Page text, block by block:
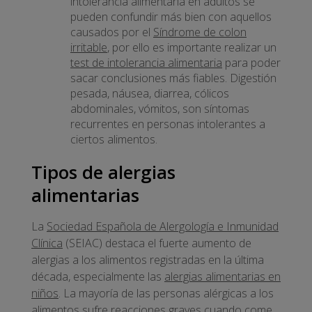
pueden confundir más bien con aquellos
causados por el Síndrome de colon
irritable, por ello es importante realizar un
test de intolerancia alimentaria para poder
sacar conclusiones más fiables. Digestión
pesada, náusea, diarrea, cólicos
abdominales, vómitos, son síntomas
recurrentes en personas intolerantes a
ciertos alimentos.
Tipos de alergias
alimentarias
La Sociedad Española de Alergología e Inmunidad
Clínica (SEIAC) destaca el fuerte aumento de
alergias a los alimentos registradas en la última
década, especialmente las alergias alimentarias en
niños. La mayoría de las personas alérgicas a los